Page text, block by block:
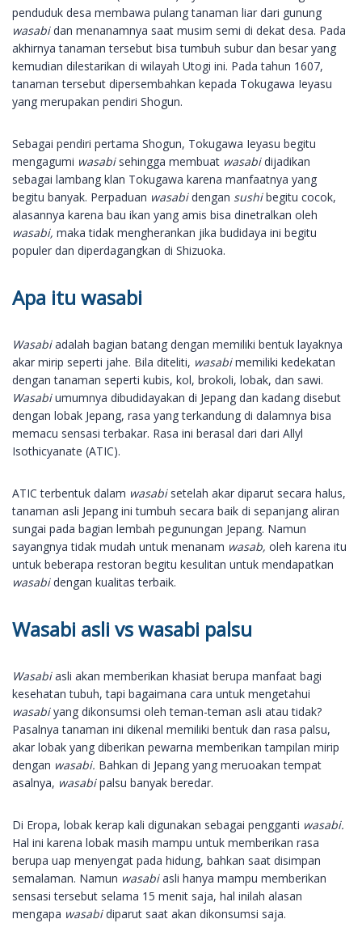
penduduk desa membawa pulang tanaman liar dari gunung
wasabidan menanamnya saat musim semi di dekat desa. Pada
akhirnya tanaman tersebut bisa tumbuh subur dan besar yang
kemudian dilestarikan di wilayah Utogi ini. Pada tahun 1607,
tanaman tersebut dipersembahkan kepada Tokugawa Ieyasu
yang merupakan pendiri Shogun.
Sebagai pendiri pertama Shogun, Tokugawa Ieyasu begitu
mengagumi wasabi sehingga membuat wasabidijadikan
sebagai lambang klan Tokugawa karena manfaatnya yang
begitu banyak. Perpaduan wasabidengan sushibegitu cocok,
alasannya karena bau ikan yang amis bisa dinetralkan oleh
wasabi, maka tidak mengherankan jika budidaya ini begitu
populer dan diperdagangkan di Shizuoka.
Apa itu wasabi
Wasabiadalah bagian batang dengan memiliki bentuk layaknya
akar mirip seperti jahe. Bila diteliti, wasabimemiliki kedekatan
dengan tanaman seperti kubis, kol, brokoli, lobak, dan sawi.
Wasabiumumnya dibudidayakan di Jepang dan kadang disebut
dengan lobak Jepang, rasa yang terkandung di dalamnya bisa
memacu sensasi terbakar. Rasa ini berasal dari dari Allyl
Isothicyanate (ATIC).
ATIC terbentuk dalam wasabi setelah akar diparut secara halus,
tanaman asli Jepang ini tumbuh secara baik di sepanjang aliran
sungai pada bagian lembah pegunungan Jepang. Namun
sayangnya tidak mudah untuk menanam wasab, oleh karena itu
untuk beberapa restoran begitu kesulitan untuk mendapatkan
wasabidengan kualitas terbaik.
Wasabi asli vs wasabi palsu
Wasabiasli akan memberikan khasiat berupa manfaat bagi
kesehatan tubuh, tapi bagaimana cara untuk mengetahui
wasabiyang dikonsumsi oleh teman-teman asli atau tidak?
Pasalnya tanaman ini dikenal memiliki bentuk dan rasa palsu,
akar lobak yang diberikan pewarna memberikan tampilan mirip
dengan wasabi. Bahkan di Jepang yang meruoakan tempat
asalnya, wasabipalsu banyak beredar.
Di Eropa, lobak kerap kali digunakan sebagai pengganti wasabi.
Hal ini karena lobak masih mampu untuk memberikan rasa
berupa uap menyengat pada hidung, bahkan saat disimpan
semalaman. Namun wasabiasli hanya mampu memberikan
sensasi tersebut selama 15 menit saja, hal inilah alasan
mengapa wasabidiparut saat akan dikonsumsi saja.